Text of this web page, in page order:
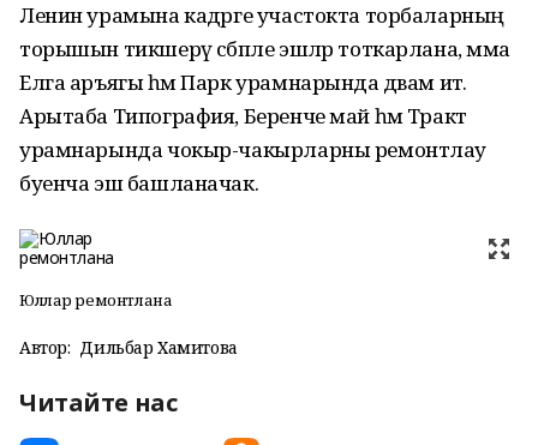
Ленин урамына кадәрге участокта торбаларның
торышын тикшерү сәбәпле эшләр тоткарлана, әмма
Елга аръягы һәм Парк урамнарында дәвам итә.
Арытаба Типография, Беренче май һәм Тракт
урамнарында чокыр-чакырларны ремонтлау
буенча эш башланачак.
Юллар ремонтлана
Автор: Дильбар Хамитова
Читайте нас